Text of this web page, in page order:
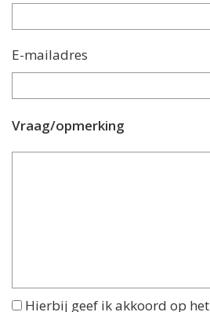
E-mailadres
Vraag/opmerking
Hierbij geef ik akkoord op het